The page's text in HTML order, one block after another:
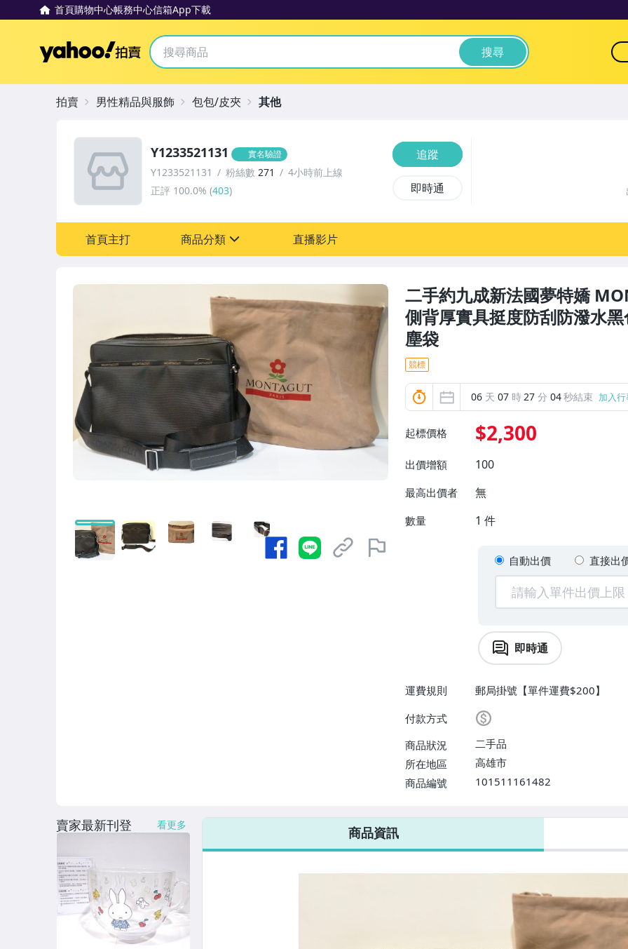
首頁購物中心帳務中心信箱App下載
Yahoo拍賣 搜尋
二手約九成新法國夢特嬌
側背厚實具挺度防刮防潑水
塵袋
競標
06 天 07 時27 分 02秒結束 加入
起標價格 $2,300
出價增額 100
最高出價者 無
數量 1 件
自動出價 直接出
即時通
運費規則
郵局掛號【單件運費$200】
付款方式
商品狀況
二手品
所在地區
高雄市
商品編號
101511161482
Y1233521131 實名驗證
Y1233521131 粉絲數 271
4小時前上線
正評 100.0% (403)
追蹤
即時通
首頁主打 商品分類
圖書/影音/文具
古董、藝術與礦石
手機、配件與通訊
美容保養與彩妝
電腦、平板與周邊
相機、攝影與周邊
嬰幼兒與孕婦
原創設計良品
直播影片
拍賣 男性精品與服飾 包包/皮夾 其他
商品資訊
賣家最新刊登 看更多